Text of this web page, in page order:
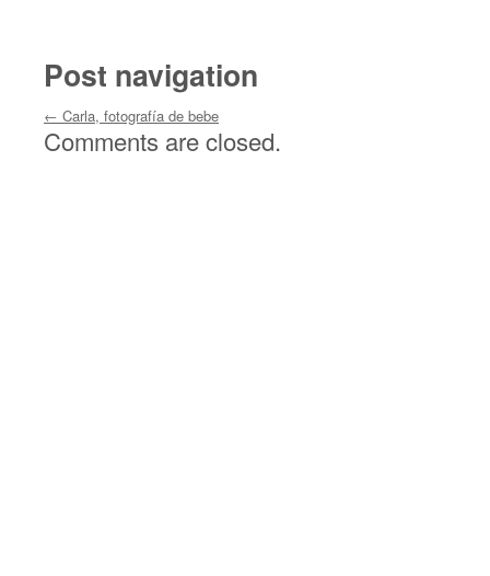
Post navigation
← Carla, fotografía de bebe
Comments are closed.